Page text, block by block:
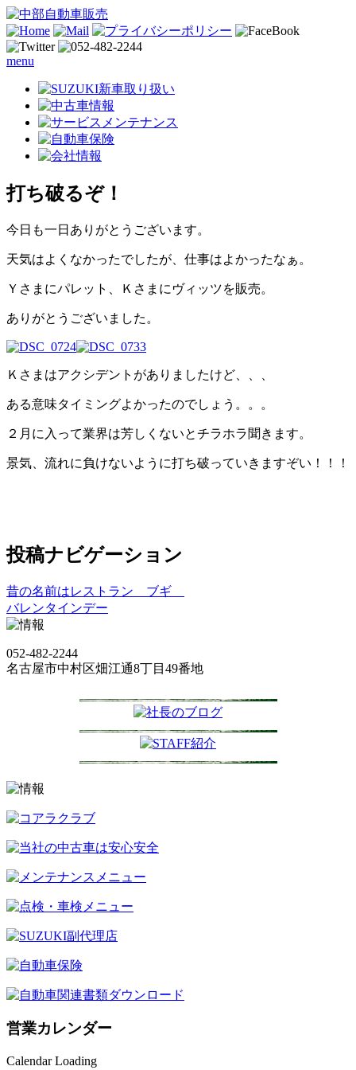
menu
打ち破るぞ！
今日も一日ありがとうございます。
天気はよくなかったでしたが、仕事はよかったなぁ。
Ｙさまにパレット、Ｋさまにヴィッツを販売。
ありがとうございました。
Ｋさまはアクシデントがありましたけど、、、
ある意味タイミングよかったのでしょう。。。
２月に入って業界は芳しくないとチラホラ聞きます。
景気、流れに負けないように打ち破っていきますぞい！！！
投稿ナビゲーション
昔の名前はレストラン ブギ
バレンタインデー
052-482-2244
名古屋市中村区畑江通8丁目49番地
営業カレンダー
Calendar Loading